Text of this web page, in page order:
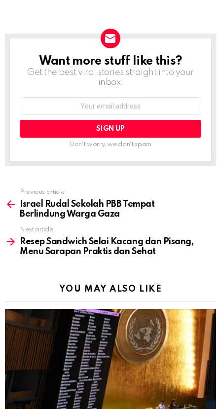
NEWSLETTER
Want more stuff like this?
Get the best viral stories straight into your
inbox!
Don't worry, we don't spam
more
Previous article
Israel Rudal Sekolah PBB Tempat
Berlindung Warga Gaza
Next article
Resep Sandwich Selai Kacang dan Pisang,
Menu Sarapan Praktis dan Sehat
YOU MAY ALSO LIKE